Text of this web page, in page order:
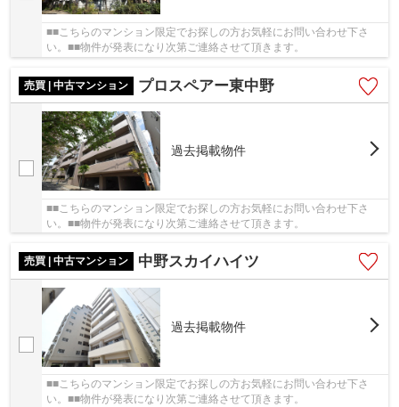
■■こちらのマンション限定でお探しの方お気軽にお問い合わせ下さ
い。■■物件が発表になり次第ご連絡させて頂きます。
売買 | 中古マンション プロスペアー東中野
過去掲載物件
■■こちらのマンション限定でお探しの方お気軽にお問い合わせ下さ
い。■■物件が発表になり次第ご連絡させて頂きます。
売買 | 中古マンション 中野スカイハイツ
過去掲載物件
■■こちらのマンション限定でお探しの方お気軽にお問い合わせ下さ
い。■■物件が発表になり次第ご連絡させて頂きます。